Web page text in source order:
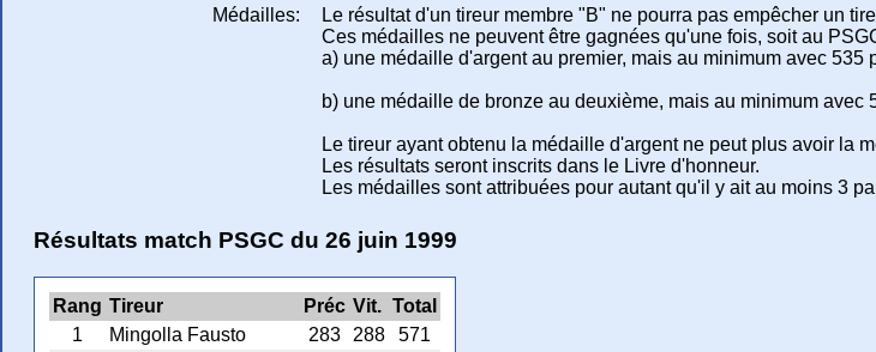
Médailles:
Le résultat d'un tireur membre "B" ne pourra pas empêcher un
Ces médailles ne peuvent être gagnées qu'une fois, soit au
a) une médaille d'argent au premier, mais au minimum avec 535
b) une médaille de bronze au deuxième, mais au minimum avec
Le tireur ayant obtenu la médaille d'argent ne peut plus avoir la
Les résultats seront inscrits dans le Livre d'honneur.
Les médailles sont attribuées pour autant qu'il y ait au moins 3
Résultats match PSGC du 26 juin 1999
Rang Tireur Préc Vit. Total
1
Mingolla Fausto 283 288
571